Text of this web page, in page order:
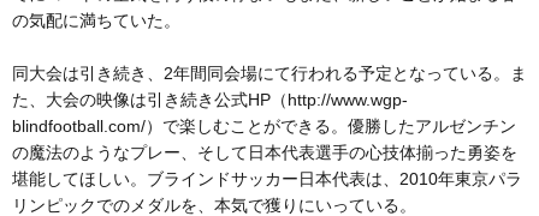
の気配に満ちていた。
同大会は引き続き、2年間同会場にて行われる予定となっている。ま
た、大会の映像は引き続き公式HP（http://www.wgp-
blindfootball.com/）で楽しむことができる。優勝したアルゼンチン
の魔法のようなプレー、そして日本代表選手の心技体揃った勇姿を
堪能してほしい。ブラインドサッカー日本代表は、2010年東京パラ
リンピックでのメダルを、本気で獲りにいっている。